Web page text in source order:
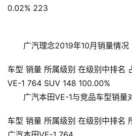
0.02% 223
广汽理念2019年10月销量情况
车型 销量 所属级别 在级别中排名
VE-1 764 SUV 148 100.00%
广汽本田VE-1与竞品车型销量
车型 销量 所属级别 在级别中排名